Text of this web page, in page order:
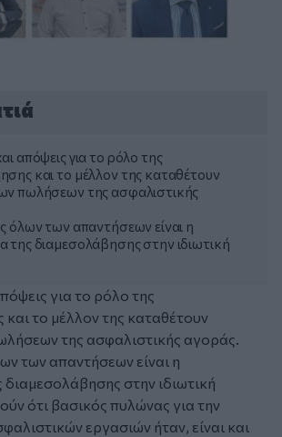
απόψεις για το ρόλο της
και το μέλλον της καταθέτουν
πωλήσεων της ασφαλιστικής
όλων των απαντήσεων είναι η
της διαμεσολάβησης στην ιδιωτική
για το ρόλο της
το μέλλον της καταθέτουν
της ασφαλιστικής αγοράς.
των απαντήσεων είναι η
διαμεσολάβησης στην ιδιωτική
ότι βασικός πυλώνας για την
εργασιών ήταν, είναι και